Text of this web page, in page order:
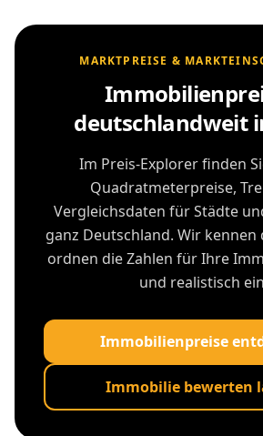
MARKTPREISE &
deutschlandweit
Im Preis-Explorer finden
Quadratmeterpreise,
Vergleichsdaten für Städte
ganz Deutschland. Wir
ordnen die Zahlen für Ihre
und realistisch
Immobilienpreise
Immobilie bewerten